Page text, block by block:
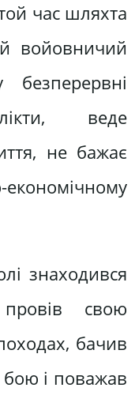
час шляхта
войовничий
безперервні
веде
не бажає
економічному
знаходився
свою
бачив
бою і поважав